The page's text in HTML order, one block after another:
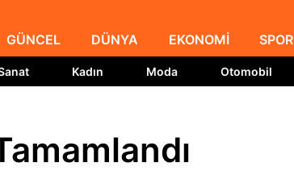
GÜNCEL DÜNYA EKONOMİ SPOR
Kadın Moda Otomobil